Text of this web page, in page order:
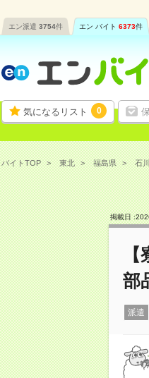
エン派遣 3754件 エン バイト 6373件
気になるリスト 0
バイトTOP 東北 福島県 石
掲載日 :
部
派遣